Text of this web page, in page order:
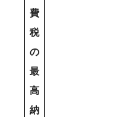
費
税
の
最
高
納